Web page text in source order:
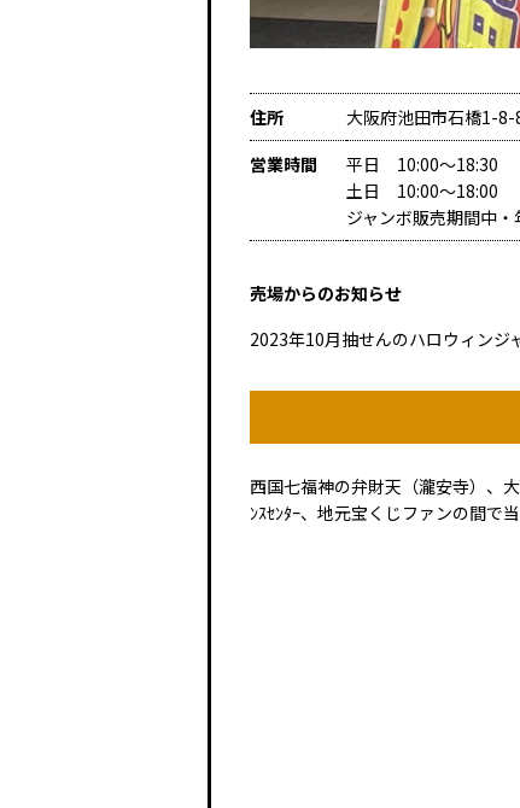
住所
大阪府池田市石橋1-
営業時間
平日 10:00～18:30
土日 10:00～18:00
ジャンボ販売期間中
売場からのお知らせ
2023年10月抽せんのハロウィンジ
西国七福神の弁財天（瀧安寺）、
ﾝｽｾﾝﾀｰ、地元宝くじファンの間で